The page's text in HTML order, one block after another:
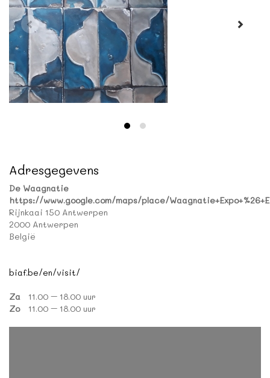
Adresgegevens
De Waagnatie
https://www.google.com/maps/place/
Rijnkaai 150 Antwerpen
2000 Antwerpen
België
biaf.be/en/visit/
Za
11.00 – 18.00 uur
Zo
11.00 – 18.00 uur